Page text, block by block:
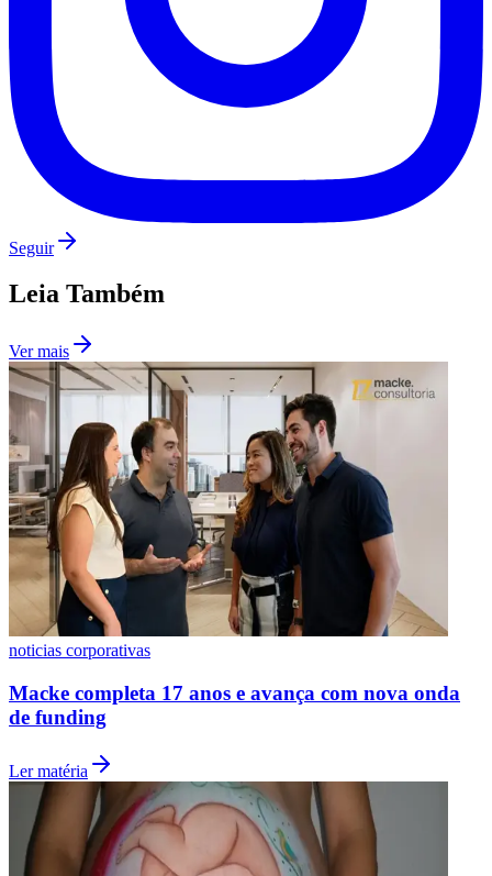
Fluminense
Seguir
Leia Também
Ver mais
noticias corporativas
Macke completa 17 anos e avança com nova onda
de funding
Ler matéria